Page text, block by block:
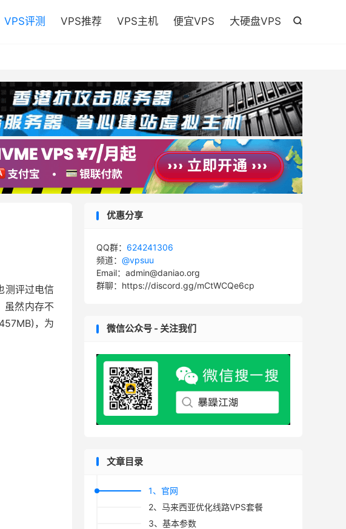

VPS评测 VPS推荐 VPS主机 便宜VPS 大硬盘VPS
测评过电信
虽然内存不
，为
优惠分享
QQ群： 624241306
频道： @vpsuu
Email：admin@daniao.org
群聊：https://discord.gg/mCtWCQe6cp
微信公众号 - 关注我们
文章目录
1、官网
2、马来西亚优化线路VPS套餐
3、基本参数